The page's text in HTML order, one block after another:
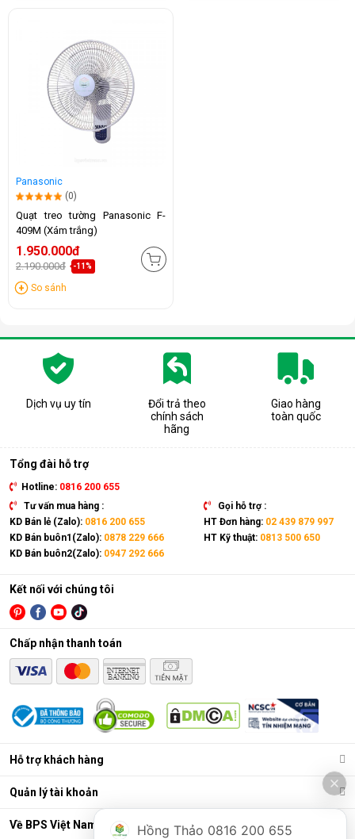
Panasonic
(0)
Quạt treo tường Panasonic F-
409M (Xám trắng)
1.950.000đ
2.190.000đ -11%
So sánh
Dịch vụ uy tín
Đổi trả theo
chính sách
hãng
Giao hàng
toàn quốc
Tổng đài hỗ trợ
Hotline: 0816 200 655
Tư vấn mua hàng :
KD Bán lẻ (Zalo): 0816 200 655
KD Bán buôn1(Zalo): 0878 229 666
KD Bán buôn2(Zalo): 0947 292 666
Gọi hỗ trợ :
HT Đơn hàng: 02 439 879 997
HT Kỹ thuật: 0813 500 650
Hỗ trợ khách hàng
Quản lý tài khoản
Về BPS Việt Nam
Kết nối với chúng tôi
Chấp nhận thanh toán
Hồng Thảo 0816 200 655